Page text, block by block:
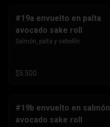
#19a envuelto en palta
avocado sake roll
Salmón, palta y cebollín.
$5.500
#19b envuelto en salmón
avocado sake roll